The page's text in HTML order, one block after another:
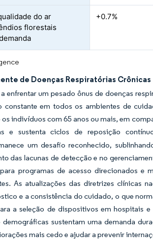
do ar
florestais
+0.7%
de Doenças Respiratórias Crônicas
enfrentar um pesado ônus de doenças
constante em todos os ambientes de
indivíduos com 65 anos ou mais, em
e sustenta ciclos de reposição
um desafio reconhecido,
das lacunas de detecção e no
programas de acesso direcionados e
As atualizações das diretrizes clínicas
e a consistência do cuidado, o que
a seleção de dispositivos em hospitais
sustentam uma demanda
mais cedo e ajudar a prevenir